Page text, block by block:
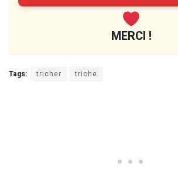
MERCI !
Tags: tricher triche